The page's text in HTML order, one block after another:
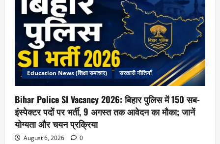
Education News (शिक्षा समाचार) सरकारी नीतियाँ
Bihar Police SI Vacancy 2026: बिहार पुलिस में 150 सब-
इंस्पेक्टर पदों पर भर्ती, 9 अगस्त तक आवेदन का मौका; जानें
योग्यता और चयन प्रक्रिया
August 6, 2026 0